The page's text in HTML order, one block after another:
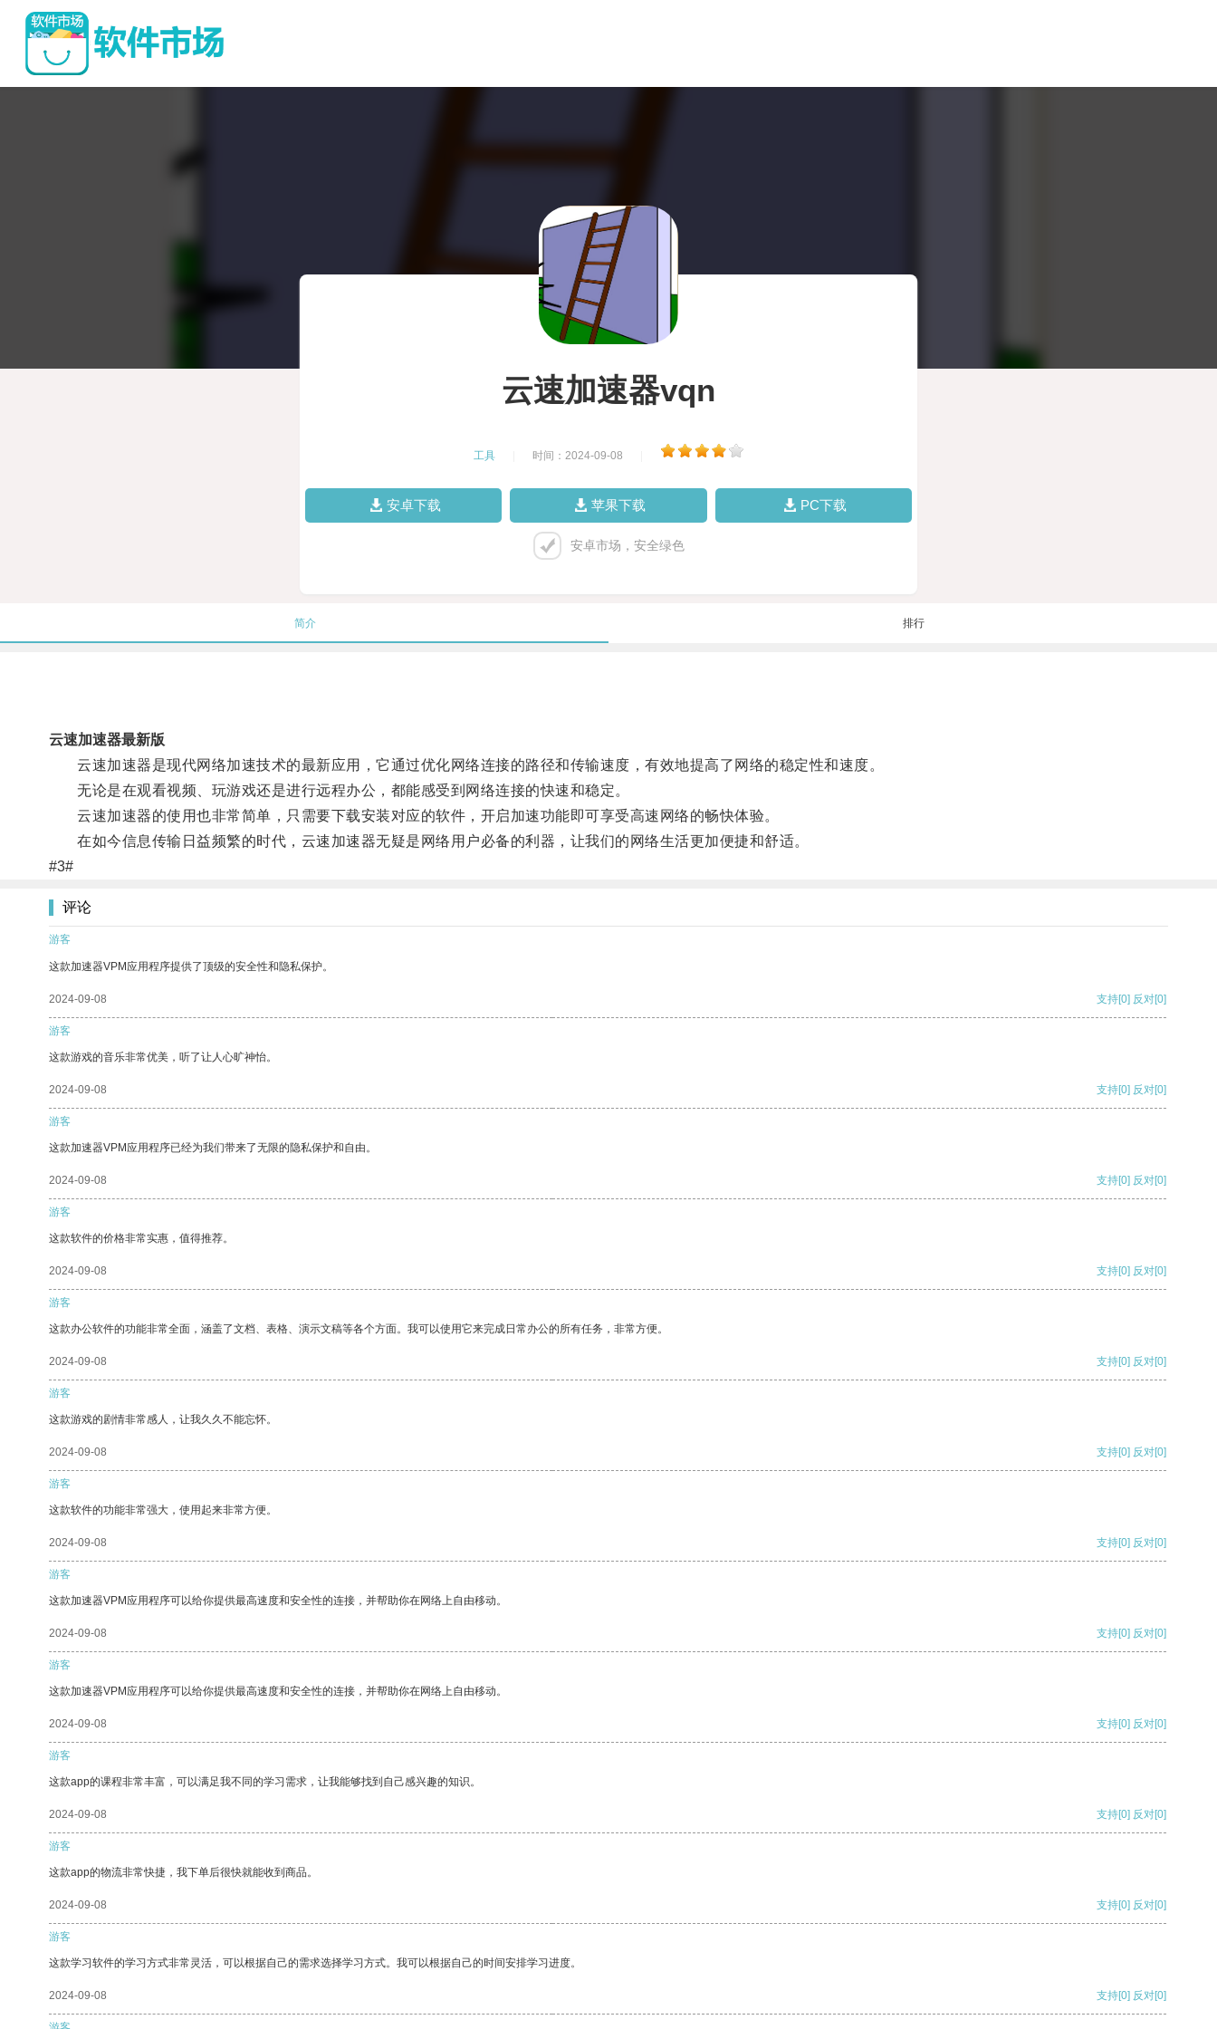
云速加速器vqn
工具 时间：2024-09-08
安卓下载 苹果下载 PC下载
安卓市场，安全绿色
简介 排行
云速加速器最新版
云速加速器是现代网络加速技术的最新应用，它通过优化网络连接的路径和传输速度，有效地提高了网络的稳定性和速度。
无论是在观看视频、玩游戏还是进行远程办公，都能感受到网络连接的快速和稳定。
云速加速器的使用也非常简单，只需要下载安装对应的软件，开启加速功能即可享受高速网络的畅快体验。
在如今信息传输日益频繁的时代，云速加速器无疑是网络用户必备的利器，让我们的网络生活更加便捷和舒适。
#3#
评论
游客
这款加速器VPM应用程序提供了顶级的安全性和隐私保护。
2024-09-08 支持[0] 反对[0]
游客
这款游戏的音乐非常优美，听了让人心旷神怡。
2024-09-08 支持[0] 反对[0]
游客
这款加速器VPM应用程序已经为我们带来了无限的隐私保护和自由。
2024-09-08 支持[0] 反对[0]
游客
这款软件的价格非常实惠，值得推荐。
2024-09-08 支持[0] 反对[0]
游客
这款办公软件的功能非常全面，涵盖了文档、表格、演示文稿等各个方面。我可以使用它来完成日常办公的所有任务，非常方便。
2024-09-08 支持[0] 反对[0]
游客
这款游戏的剧情非常感人，让我久久不能忘怀。
2024-09-08 支持[0] 反对[0]
游客
这款软件的功能非常强大，使用起来非常方便。
2024-09-08 支持[0] 反对[0]
游客
这款加速器VPM应用程序可以给你提供最高速度和安全性的连接，并帮助你在网络上自由移动。
2024-09-08 支持[0] 反对[0]
游客
这款加速器VPM应用程序可以给你提供最高速度和安全性的连接，并帮助你在网络上自由移动。
2024-09-08 支持[0] 反对[0]
游客
这款app的课程非常丰富，可以满足我不同的学习需求，让我能够找到自己感兴趣的知识。
2024-09-08 支持[0] 反对[0]
游客
这款app的物流非常快捷，我下单后很快就能收到商品。
2024-09-08 支持[0] 反对[0]
游客
这款学习软件的学习方式非常灵活，可以根据自己的需求选择学习方式。我可以根据自己的时间安排学习进度。
2024-09-08 支持[0] 反对[0]